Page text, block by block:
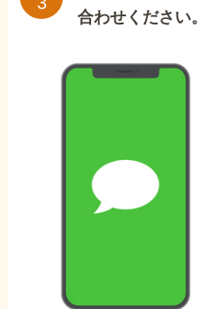
合わせください。